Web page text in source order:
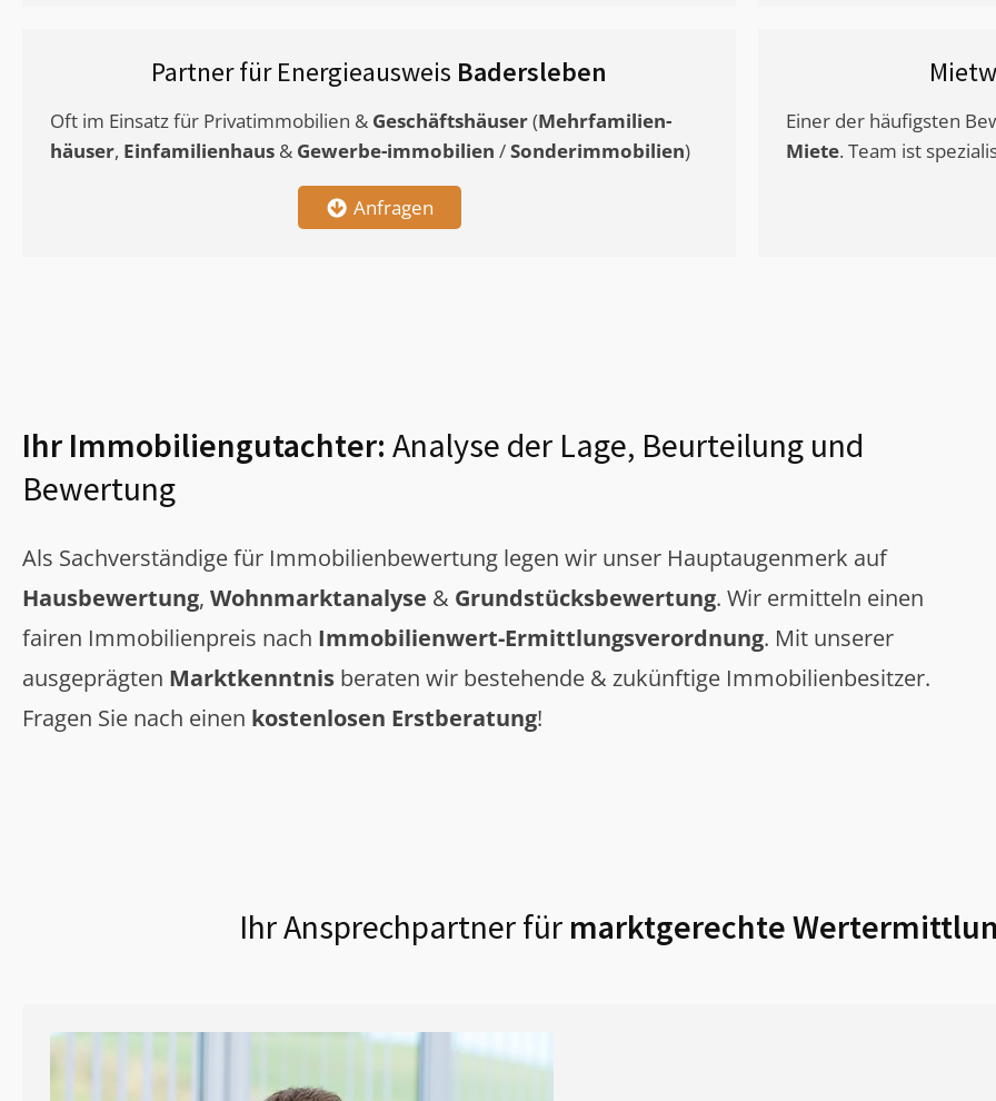
Partner für Energieausweis Badersleben
Oft im Einsatz für Privatimmobilien & Geschäftshäuser(Mehrfamilien-
häuser, Einfamilienhaus & Gewerbe-immobilien /Sonderimmobilien)
Anfragen
Einer der häufigsten
Miete. Team ist
Ihr Immobiliengutachter: Analyse der Lage, Beurteilung und
Bewertung
Als Sachverständige für Immobilienbewertung legen wir unser Hauptaugenmerk auf
Hausbewertung, Wohnmarktanalyse & Grundstücksbewertung. Wir ermitteln einen
fairen Immobilienpreis nach Immobilienwert-Ermittlungsverordnung. Mit unserer
ausgeprägten Marktkenntnis beraten wir bestehende & zukünftige Immobilienbesitzer.
Fragen Sie nach einen kostenlosen Erstberatung!
Ihr Ansprechpartner für marktgerechte